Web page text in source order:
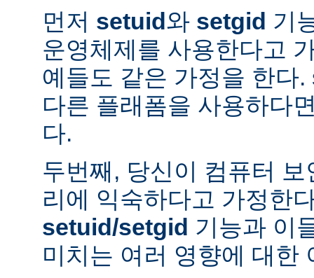
먼저 setuid와 setgid 기
운영체제를 사용한다고
예들도 같은 가정을 한다
다른 플래폼을 사용하다
다.
두번째, 당신이 컴퓨터
리에 익숙하다고 가정한
setuid/setgid 기능과 이
미치는 여러 영향에 대한